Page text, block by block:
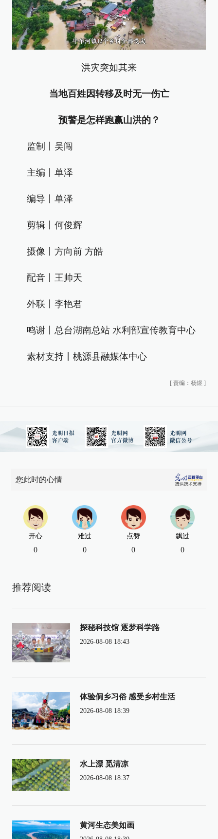
洪灾突如其来
当地百姓因转移及时无一伤亡
预警是怎样跑赢山洪的？
监制丨吴闯
主编丨单泽
编导丨单泽
剪辑丨何俊辉
摄像丨方向前 方皓
配音丨王帅天
外联丨李艳君
鸣谢丨总台湖南总站 水利部宣传教育中心
素材支持丨桃源县融媒体中心
[ 责编：杨煜 ]
您此时的心情
开心
0
难过
0
点赞
0
飘过
0
推荐阅读
探秘科技馆 逐梦科学路
2026-08-08 18:43
体验侗乡习俗 感受乡村生活
2026-08-08 18:39
水上漂 觅清凉
2026-08-08 18:37
黄河生态美如画